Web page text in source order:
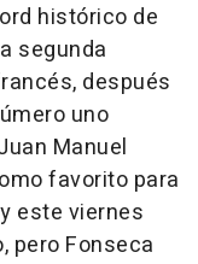
histórico de
segunda
después
uno
Manuel
favorito para
este viernes
pero Fonseca